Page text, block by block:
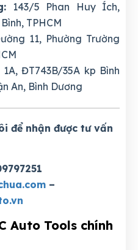
143/5 Phan Huy Ích,
TPHCM
11, Phường Trường
ĐT743B/35A kp Bình
An, Bình Dương
để nhận được tư vấn
–
Auto Tools chính